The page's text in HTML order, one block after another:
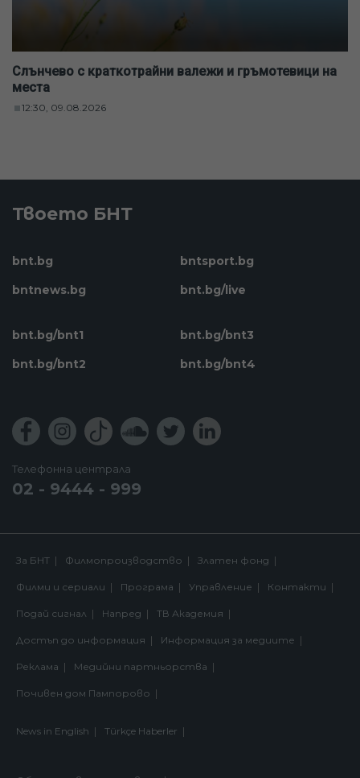
Слънчево с краткотрайни валежи и гръмотевици на
места
12:30, 09.08.2026
Твоето БНТ
bnt.bg
bntnews.bg
bntsport.bg
bnt.bg/live
bnt.bg/bnt1
bnt.bg/bnt2
bnt.bg/bnt3
bnt.bg/bnt4
Телефонна централа
02 - 9444 - 999
За БНТ Филмопроизводство Златен фонд
Филми и сериали Програма Управление Контакти
Подай сигнал Напред ТВ Академия
Достъп до информация Информация за медиите
Реклама Медийни партньорства
Почивен дом Пампорово
News in English Türkçe Haberler